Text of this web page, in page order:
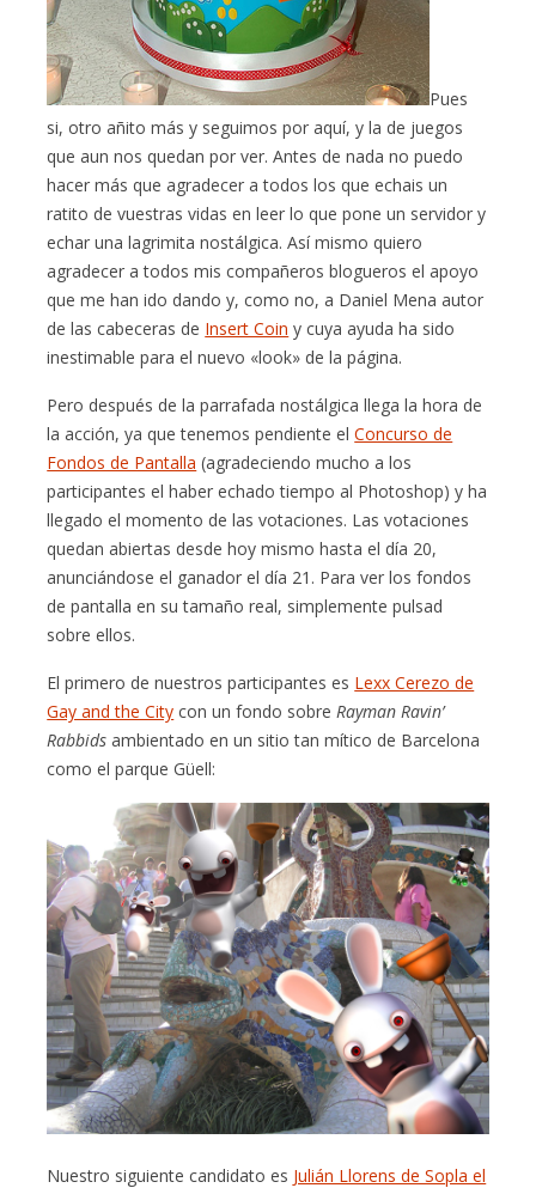
Pues
si, otro añito más y seguimos por aquí, y la de juegos
que aun nos quedan por ver. Antes de nada no puedo
hacer más que agradecer a todos los que echais un
ratito de vuestras vidas en leer lo que pone un servidor y
echar una lagrimita nostálgica. Así mismo quiero
agradecer a todos mis compañeros blogueros el apoyo
que me han ido dando y, como no, a Daniel Mena autor
de las cabeceras de Insert Coin y cuya ayuda ha sido
inestimable para el nuevo «look» de la página.
Pero después de la parrafada nostálgica llega la hora de
la acción, ya que tenemos pendiente elConcurso de
Fondos de Pantalla (agradeciendo mucho a los
participantes el haber echado tiempo al Photoshop) y ha
llegado el momento de las votaciones. Las votaciones
quedan abiertas desde hoy mismo hasta el día 20,
anunciándose el ganador el día 21. Para ver los fondos
de pantalla en su tamaño real, simplemente pulsad
sobre ellos.
El primero de nuestros participantes es Lexx Cerezo de
Gay and the City con un fondo sobre Rayman Ravin’
Rabbids ambientado en un sitio tan mítico de Barcelona
como el parque Güell:
Nuestro siguiente candidato es Julián Llorens de Sopla el